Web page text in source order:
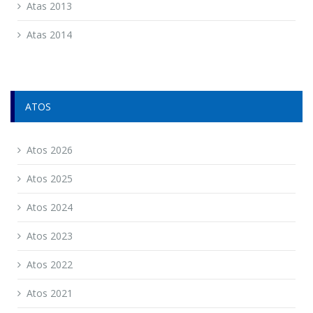
Atas 2013
Atas 2014
ATOS
Atos 2026
Atos 2025
Atos 2024
Atos 2023
Atos 2022
Atos 2021